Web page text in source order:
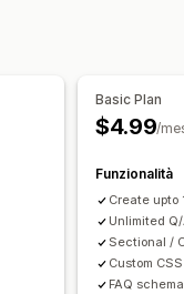
Basic Plan
$4.99/
Funzionalità
Create upto
Unlimited
Sectional /
Custom CSS
FAQ